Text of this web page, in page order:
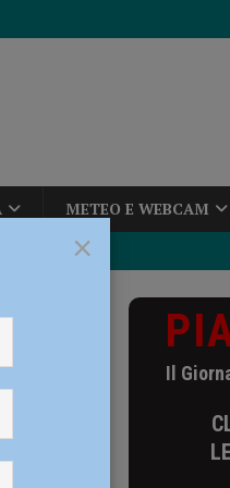
METEO E WEBCAM
ed
Il
×